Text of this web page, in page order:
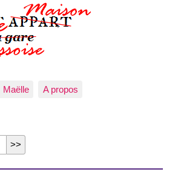
Maëlle A propos